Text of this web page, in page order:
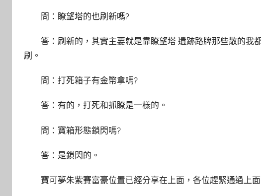
問：瞭望塔的也刷新嗎?
答：刷新的，其實主要就是靠瞭望塔 遺跡路牌那些散的我
刷。
問：打死箱子有金幣拿嗎?
答：有的，打死和抓瞭是一樣的。
問：寶箱形態鎖閃嗎?
答：是鎖閃的。
寶可夢朱紫賽富豪位置已經分享在上面，各位趕緊通過上